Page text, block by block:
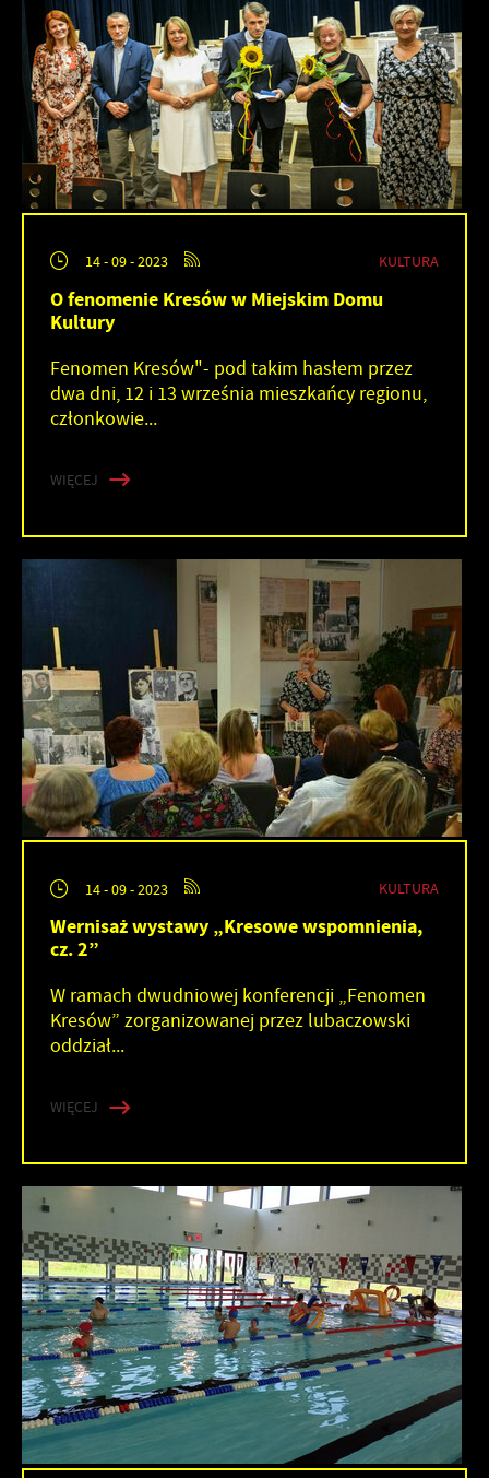
14 - 09 - 2023 KULTURA
O fenomenie Kresów w Miejskim Domu
Kultury
Fenomen Kresów"- pod takim hasłem przez
dwa dni, 12 i 13 września mieszkańcy regionu,
członkowie...
WIĘCEJ
14 - 09 - 2023 KULTURA
Wernisaż wystawy „Kresowe wspomnienia,
cz. 2”
W ramach dwudniowej konferencji „Fenomen
Kresów” zorganizowanej przez lubaczowski
oddział...
WIĘCEJ